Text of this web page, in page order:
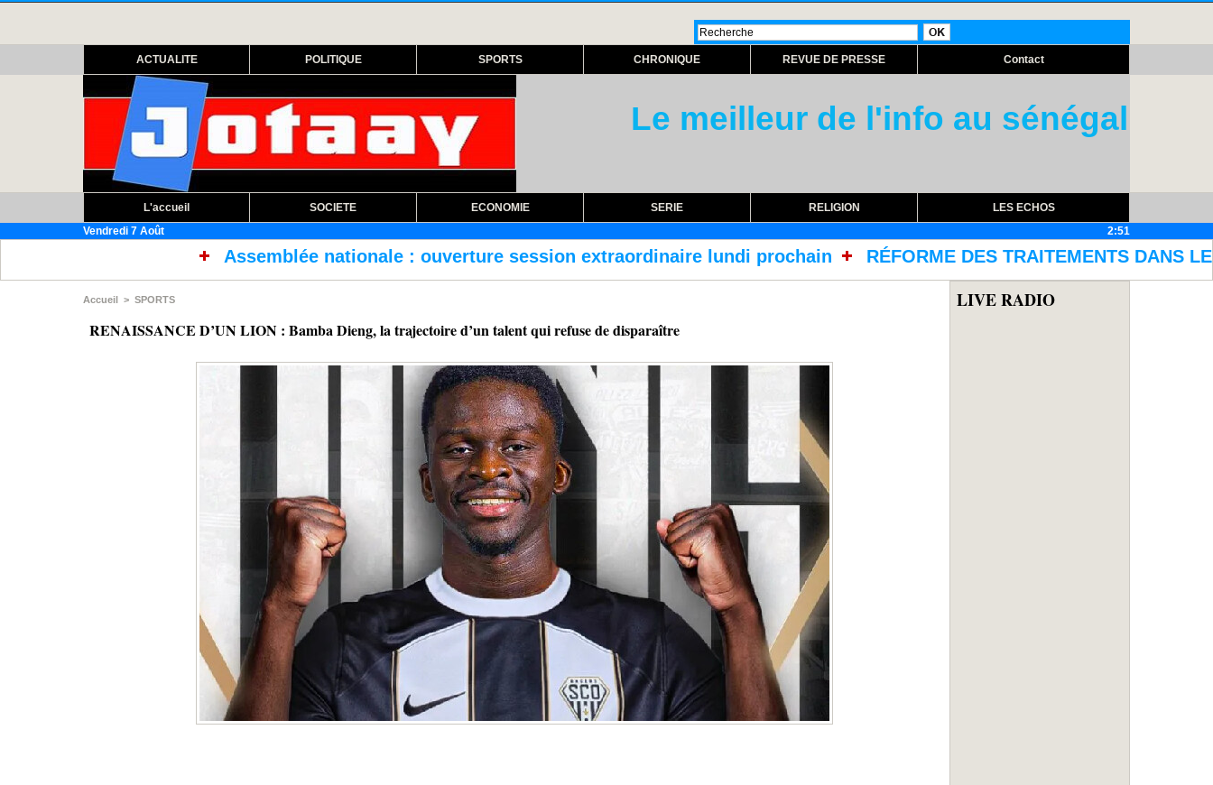
ACTUALITE POLITIQUE SPORTS CHRONIQUE REVUE DE PRESSE Contact
Le meilleur de l'info au sénégal
L'accueil SOCIETE ECONOMIE SERIE RELIGION
LES ECHOS
Vendredi 7 Août
2:51
Assemblée nationale : ouverture session extraordinaire lundi prochain RÉFORME DES TRAITEMENTS DANS LES PRISONS AVEC
Accueil > SPORTS
RENAISSANCE D’UN LION : Bamba Dieng, la trajectoire d’un talent qui refuse de disparaître
LIVE RADIO